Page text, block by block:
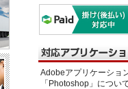
Adobeアプリケーショ
「Photoshop」につい